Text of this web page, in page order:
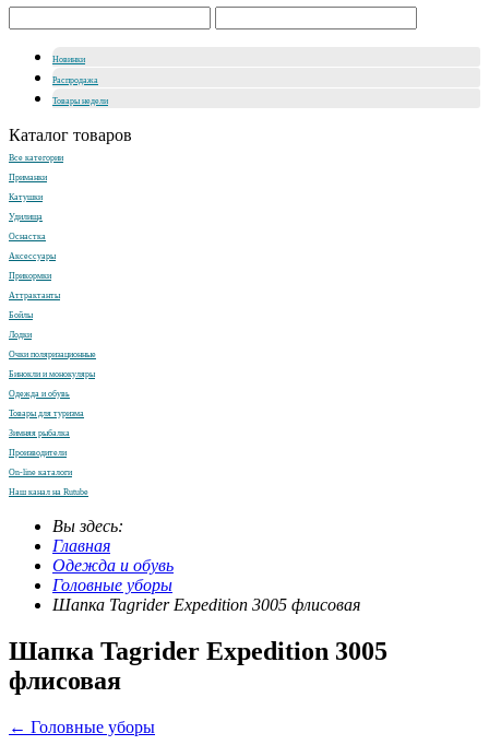
Новинки
Распродажа
Товары недели
Каталог товаров
Все категории
Приманки
Катушки
Удилища
Оснастка
Аксессуары
Прикормки
Аттрактанты
Бойлы
Лодки
Очки поляризационные
Бинокли и монокуляры
Одежда и обувь
Товары для туризма
Зимняя рыбалка
Производители
On-line каталоги
Наш канал на Rutube
Вы здесь:
Главная
Одежда и обувь
Головные уборы
Шапка Tagrider Expedition 3005 флисовая
Шапка Tagrider Expedition 3005
флисовая
← Головные уборы